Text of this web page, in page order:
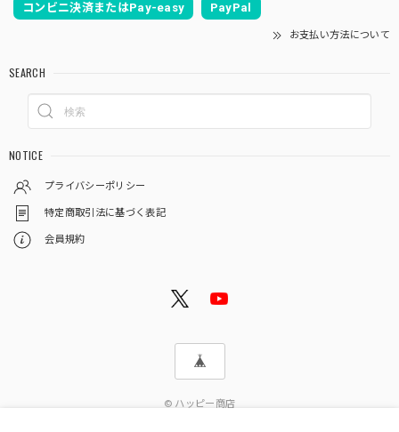
コンビニ決済またはPay-easy PayPal
お支払い方法について
SEARCH
NOTICE
プライバシーポリシー
特定商取引法に基づく表記
会員規約
© ハッピー商店